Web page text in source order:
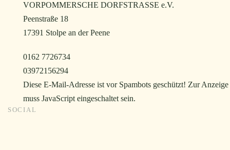
VORPOMMERSCHE DORFSTRASSE e.V.
Peenstraße 18
17391 Stolpe an der Peene
0162 7726734
03972156294
Diese E-Mail-Adresse ist vor Spambots geschützt! Zur Anzeige
muss JavaScript eingeschaltet sein.
SOCIAL